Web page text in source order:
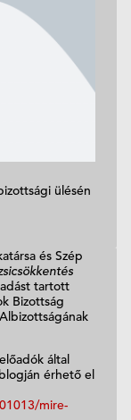
ülésén
és Szép
tartott
Bizottság
által
érhető el
mire-